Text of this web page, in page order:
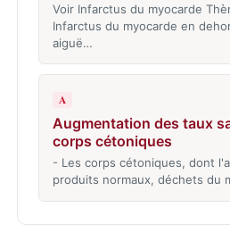
Voir Infarctus du myocarde
Infarctus du myocarde en
aiguë…
A
Augmentation des taux
corps cétoniques
- Les corps cétoniques, dont
produits normaux, déchets du